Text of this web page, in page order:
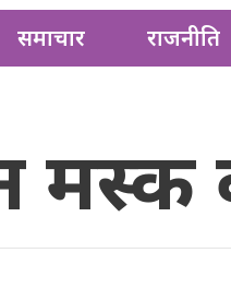
समाचार राजनीति
मस्क